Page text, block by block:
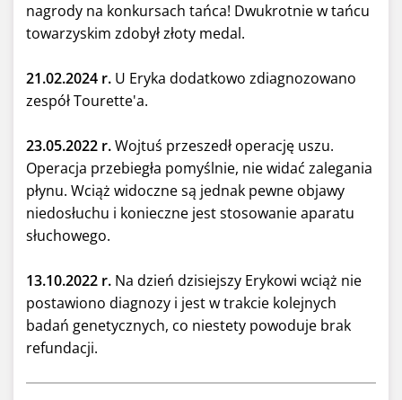
nagrody na konkursach tańca! Dwukrotnie w tańcu
towarzyskim zdobył złoty medal.
21.02.2024 r. U Eryka dodatkowo zdiagnozowano
zespół Tourette'a.
23.05.2022 r.Wojtuś przeszedł operację uszu.
Operacja przebiegła pomyślnie, nie widać zalegania
płynu. Wciąż widoczne są jednak pewne objawy
niedosłuchu i konieczne jest stosowanie aparatu
słuchowego.
13.10.2022 r. Na dzień dzisiejszy Erykowi wciąż nie
postawiono diagnozy i jest w trakcie kolejnych
badań genetycznych, co niestety powoduje brak
refundacji.